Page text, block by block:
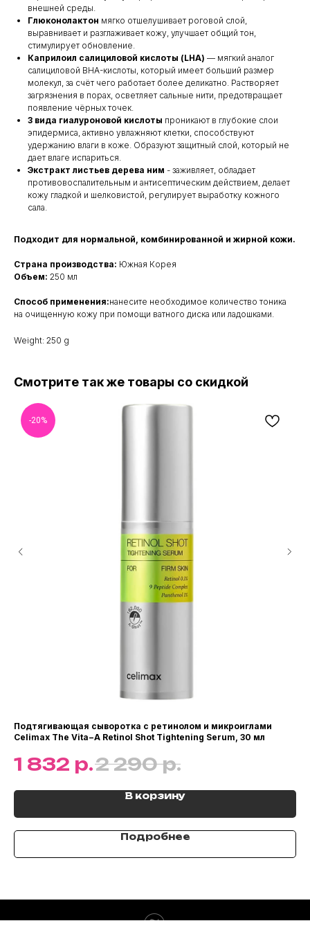
внешней среды.
Глюконолактон мягко отшелушивает роговой слой,
выравнивает и разглаживает кожу, улучшает общий тон,
стимулирует обновление.
Каприлоил салициловой кислоты (LHA) — мягкий аналог
салициловой BHA-кислоты, который имеет больший размер
молекул, за счёт чего работает более деликатно. Растворяет
загрязнения в порах, осветляет сальные нити, предотвращает
появление чёрных точек.
3 вида гиалуроновой кислоты проникают в глубокие слои
эпидермиса, активно увлажняют клетки, способствуют
удержанию влаги в коже. Образуют защитный слой, который не
дает влаге испариться.
Экстракт листьев дерева ним - заживляет, обладает
противовоспалительным и антисептическим действием, делает
кожу гладкой и шелковистой, регулирует выработку кожного
сала.
Подходит для нормальной, комбинированной и жирной кожи.
Страна производства: Южная Корея
Объем: 250 мл
Способ применения:нанесите необходимое количество тоника
на очищенную кожу при помощи ватного диска или ладошками.
Weight: 250 g
Смотрите так же товары со скидкой
-20%
Подтягивающая сыворотка с ретинолом и микроиглами
Celimax The Vita−A Retinol Shot Tightening Serum, 30 мл
1 832 р.2 290 р.
В корзину
Подробнее
Made on Tilda